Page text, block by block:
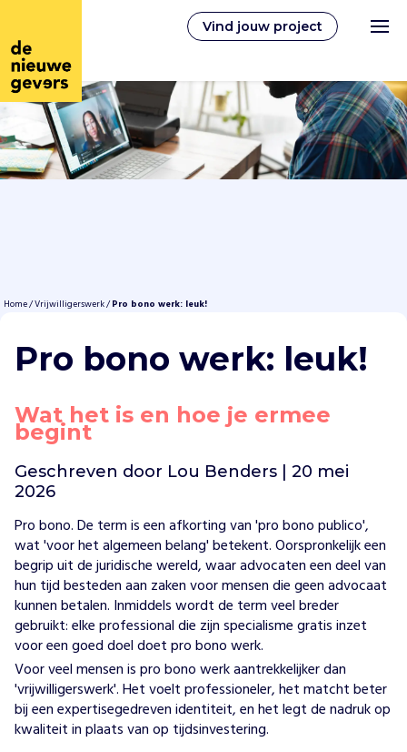
Vind jouw project
Nederlands
Over ons
Vind jouw project
Inloggen
Home/Vrijwilligerswerk/Pro bono werk: leuk!
Pro bono werk: leuk!
Wat het is en hoe je ermee
begint
Geschreven door Lou Benders | 20 mei
2026
Pro bono. De term is een afkorting van 'pro bono publico',
wat 'voor het algemeen belang' betekent. Oorspronkelijk een
begrip uit de juridische wereld, waar advocaten een deel van
hun tijd besteden aan zaken voor mensen die geen advocaat
kunnen betalen. Inmiddels wordt de term veel breder
gebruikt: elke professional die zijn specialisme gratis inzet
voor een goed doel doet pro bono werk.
Voor veel mensen is pro bono werk aantrekkelijker dan
'vrijwilligerswerk'. Het voelt professioneler, het matcht beter
bij een expertisegedreven identiteit, en het legt de nadruk op
kwaliteit in plaats van op tijdsinvestering.